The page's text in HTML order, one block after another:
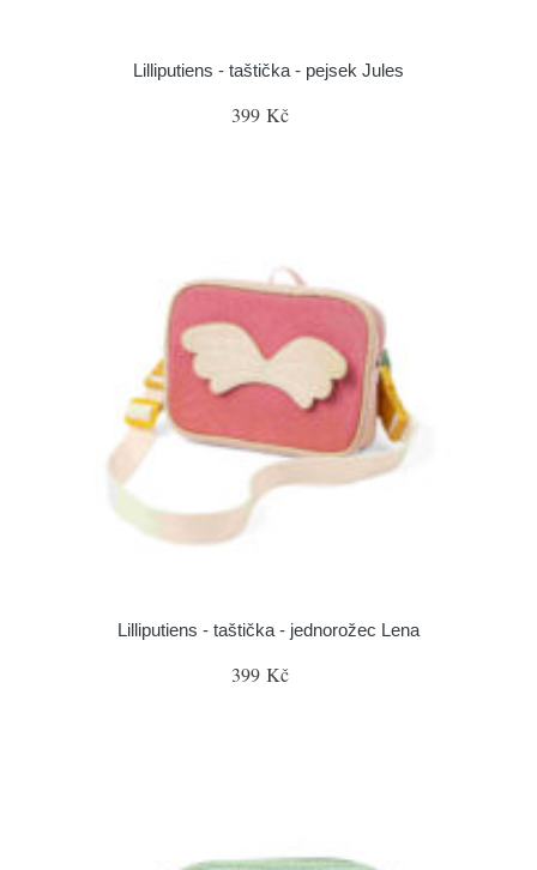
Lilliputiens - taštička - pejsek Jules
399 Kč
Lilliputiens - taštička - jednorožec Lena
399 Kč